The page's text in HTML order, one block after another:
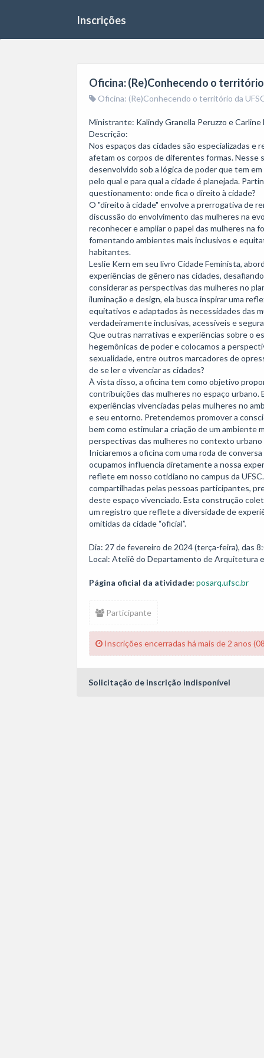
Inscrições
Oficina: (Re)Conhecendo o território
Oficina: (Re)Conhecendo o território da
Ministrante: Kalindy Granella Peruzzo e Carline
Descrição:
Nos espaços das cidades são especializadas e
afetam os corpos de diferentes formas.
desenvolvido sob a lógica de poder que tem
pelo qual e para qual a cidade é planejada.
questionamento: onde fica o direito à cidade?
O "direito à cidade" envolve a prerrogativa de
discussão do envolvimento das mulheres na
reconhecer e ampliar o papel das mulheres na
fomentando ambientes mais inclusivos e
habitantes.
Leslie Kern em seu livro Cidade Feminista,
experiências de gênero nas cidades,
considerar as perspectivas das mulheres no
iluminação e design, ela busca inspirar uma
equitativos e adaptados às necessidades das
verdadeiramente inclusivas, acessíveis e
Que outras narrativas e experiências sobre o
hegemônicas de poder e colocamos a
sexualidade, entre outros marcadores de
de se ler e vivenciar as cidades?
À vista disso, a oficina tem como objetivo
contribuições das mulheres no espaço
experiências vivenciadas pelas mulheres no
e seu entorno. Pretendemos promover a
bem como estimular a criação de um ambiente
perspectivas das mulheres no contexto urbano
Iniciaremos a oficina com uma roda de
ocupamos influencia diretamente a nossa
reflete em nosso cotidiano no campus da
compartilhadas pelas pessoas participantes,
deste espaço vivenciado. Esta construção
um registro que reflete a diversidade de
omitidas da cidade “oficial”.
Dia: 27 de fevereiro de 2024 (terça-feira), das
Local: Ateliê do Departamento de Arquitetura
Página oficial da atividade: posarq.ufsc.br
Participante
Inscrições encerradas há mais de 2 anos
Solicitação de inscrição indisponível